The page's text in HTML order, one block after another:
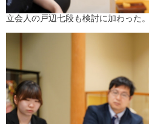
立会人の戸辺七段も検討に加わった。